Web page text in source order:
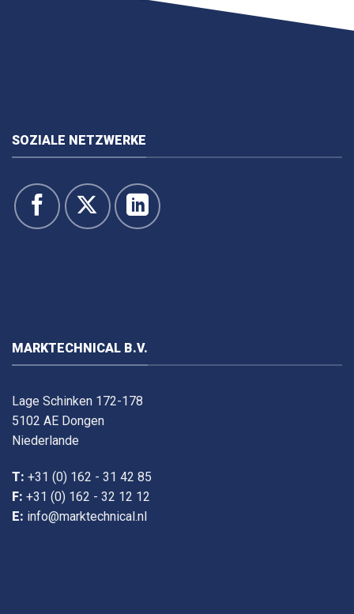
SOZIALE NETZWERKE
MARKTECHNICAL B.V.
Lage Schinken 172-178
5102 AE Dongen
Niederlande
T: +31 (0) 162 - 31 42 85
F: +31 (0) 162 - 32 12 12
E: info@marktechnical.nl